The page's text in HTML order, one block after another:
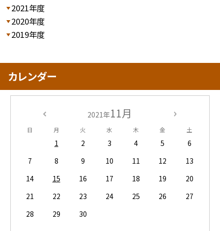
2021年度
2020年度
2019年度
カレンダー
2021年11月
日 月 火 水 木 金 土
1 2 3 4 5
6
7
8 9 10 11 12
13
14
15 16 17 18 19
20
21
22 23 24 25 26
27
28
29 30